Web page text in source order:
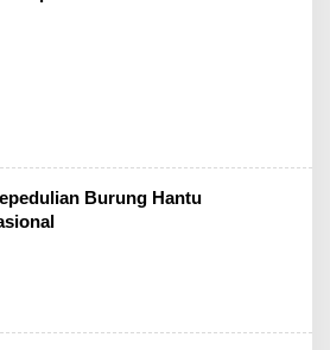
Burung Hantu